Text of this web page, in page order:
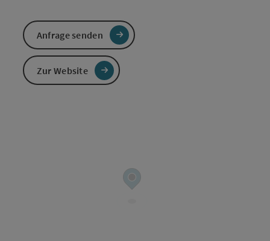
Anfrage senden
Zur Website